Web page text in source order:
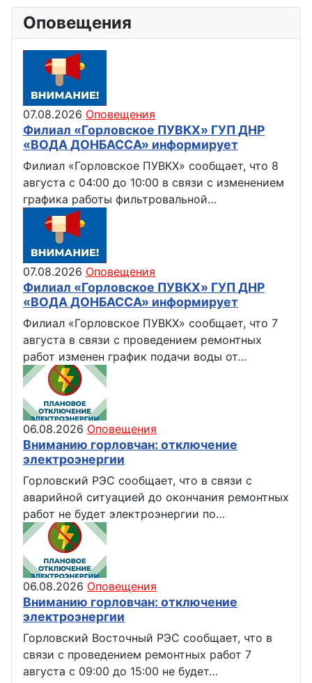
Оповещения
07.08.2026 Оповещения
Филиал «Горловское ПУВКХ» ГУП ДНР
«ВОДА ДОНБАССА» информирует
Филиал «Горловское ПУВКХ» сообщает, что 8
августа с 04:00 до 10:00 в связи с изменением
графика работы фильтровальной…
07.08.2026 Оповещения
Филиал «Горловское ПУВКХ» ГУП ДНР
«ВОДА ДОНБАССА» информирует
Филиал «Горловское ПУВКХ» сообщает, что 7
августа в связи с проведением ремонтных
работ изменен график подачи воды от…
06.08.2026 Оповещения
Вниманию горловчан: отключение
электроэнергии
Горловский РЭС сообщает, что в связи с
аварийной ситуацией до окончания ремонтных
работ не будет электроэнергии по…
06.08.2026 Оповещения
Вниманию горловчан: отключение
электроэнергии
Горловский Восточный РЭС сообщает, что в
связи с проведением ремонтных работ 7
августа с 09:00 до 15:00 не будет…